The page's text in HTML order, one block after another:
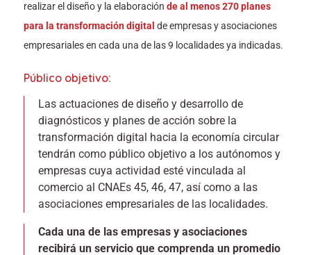
realizar el diseño y la elaboración de al menos 270 planes
para la transformación digital de empresas y asociaciones
empresariales en cada una de las 9 localidades ya indicadas.
Público objetivo:
Las actuaciones de diseño y desarrollo de
diagnósticos y planes de acción sobre la
transformación digital hacia la economía circular
tendrán como público objetivo a los autónomos y
empresas cuya actividad esté vinculada al
comercio al CNAEs 45, 46, 47, así como a las
asociaciones empresariales de las localidades.
Cada una de las empresas y asociaciones
recibirá un servicio que comprenda un promedio